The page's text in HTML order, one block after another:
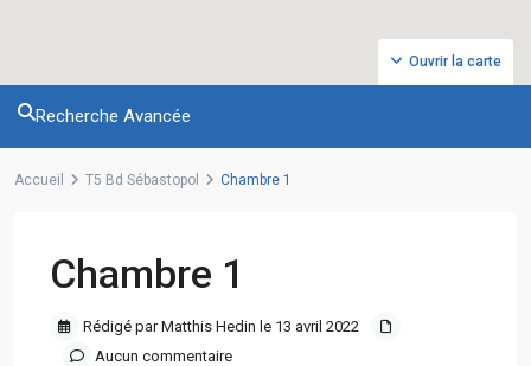
Ouvrir la carte
Recherche Avancée
Accueil T5 Bd Sébastopol Chambre 1
Chambre 1
Rédigé par Matthis Hedin le 13 avril 2022
Aucun commentaire